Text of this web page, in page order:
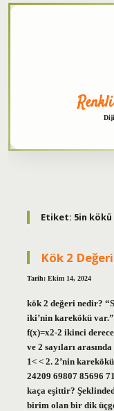
Etiket: 5in
Kök 2
Tarih: Ekim 14, 2024
kök 2 değeri nedir?
iki’nin karekökü
f(x)=x2-2 ikinci
ve 2 sayıları
1< < 2. 2’nin
24209 69807 85696
kaça eşittir?
birim olan bir dik